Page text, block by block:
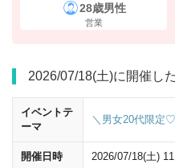
28歳男性
営業
2026/07/18(土)に開催し
イベントテ
ーマ
＼男女20代限定
開催日時 2026/07/18(土)